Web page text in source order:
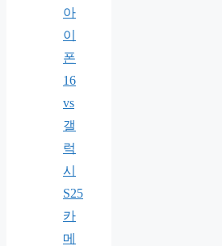
아
이
폰
16
vs
갤
럭
시
S25
카
메